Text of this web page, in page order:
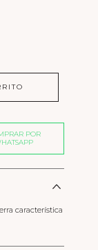
POR
característica